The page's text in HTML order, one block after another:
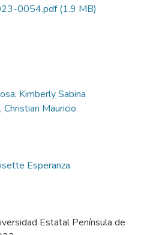
0054.pdf(1.9 MB)
Kimberly Sabina
Mauricio
Esperanza
Estatal Península de